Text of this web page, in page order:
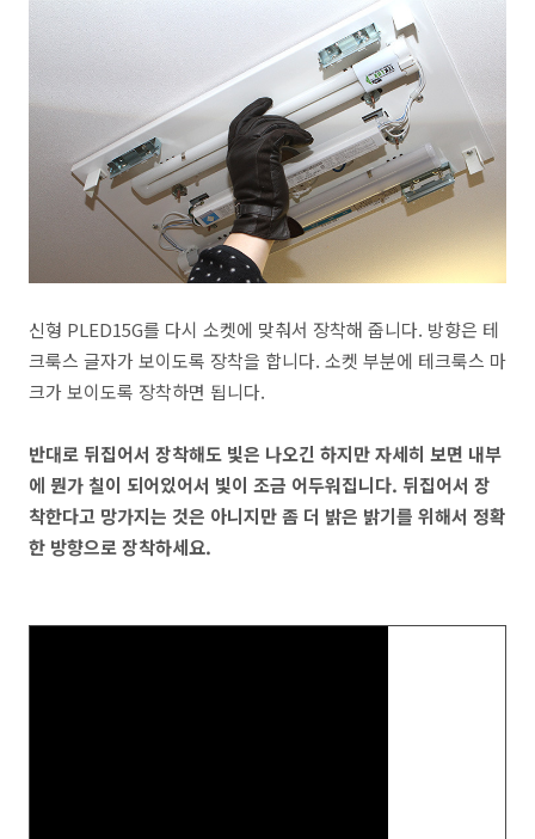
신형 PLED15G를 다시 소켓에 맞춰서 장착해 줍니다. 방향은 테
크룩스 글자가 보이도록 장착을 합니다. 소켓 부분에 테크룩스 마
크가 보이도록 장착하면 됩니다.
반대로 뒤집어서 장착해도 빛은 나오긴 하지만 자세히 보면 내부
에 뭔가 칠이 되어있어서 빛이 조금 어두워집니다. 뒤집어서 장
착한다고 망가지는 것은 아니지만 좀 더 밝은 밝기를 위해서 정확
한 방향으로 장착하세요.